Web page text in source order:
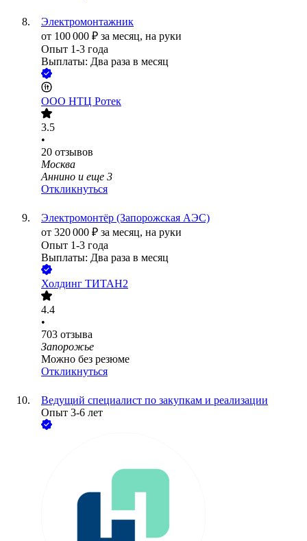
Электромонтажник
от 100 000 ₽ за месяц, на руки
Опыт 1-3 года
Выплаты: Два раза в месяц
ООО НТЦ Ротек
3.5
•
20 отзывов
Москва
Аннино и еще 3
Откликнуться
Электромонтёр (Запорожская АЭС)
от 320 000 ₽ за месяц, на руки
Опыт 1-3 года
Выплаты: Два раза в месяц
Холдинг ТИТАН2
4.4
•
703 отзыва
Запорожье
Можно без резюме
Откликнуться
Ведущий специалист по закупкам и реализации
Опыт 3-6 лет